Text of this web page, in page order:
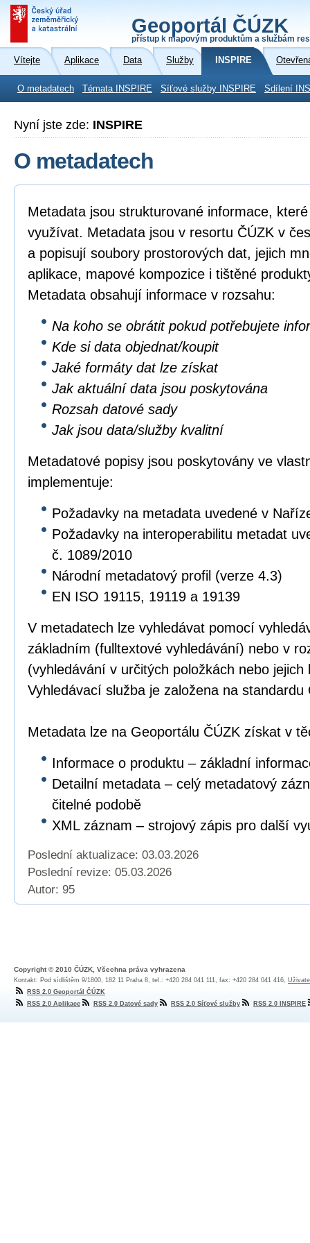
Geoportál ČÚZK
přístup k mapovým produktům a službám
Vítejte Aplikace Data Služby INSPIRE
O metadatech Témata INSPIRE Síťové služby INSPIRE Sdílení
Nyní jste zde: INSPIRE
O metadatech
Metadata jsou strukturované informace,
využívat. Metadata jsou v resortu ČÚZK v
a popisují soubory prostorových dat, jejich
aplikace, mapové kompozice i tištěné
Metadata obsahují informace v rozsahu:
Na koho se obrátit pokud potřebujete
Kde si data objednat/koupit
Jaké formáty dat lze získat
Jak aktuální data jsou poskytována
Rozsah datové sady
Jak jsou data/služby kvalitní
Metadatové popisy jsou poskytovány ve
implementuje:
Požadavky na metadata uvedené v
Požadavky na interoperabilitu metadat
č. 1089/2010
Národní metadatový profil (verze 4.3)
EN ISO 19115, 19119 a 19139
V metadatech lze vyhledávat pomocí
základním (fulltextové vyhledávání) nebo v
(vyhledávání v určitých položkách nebo jejich
Vyhledávací služba je založena na standardu
Metadata lze na Geoportálu ČÚZK získat v
Informace o produktu – základní
Detailní metadata – celý metadatový
čitelné podobě
XML záznam – strojový zápis pro další
Poslední aktualizace: 03.03.2026
Poslední revize: 05.03.2026
Autor: 95
Copyright © 2010 ČÚZK, Všechna práva vyhrazena
Kontakt: Pod sídlištěm 9/1800, 182 11 Praha 8, tel.: +420 284 041 111, fax: +420 284 041 416,
RSS 2.0 Geoportál ČÚZK
RSS 2.0 Aplikace
RSS 2.0 Datové sady RSS 2.0 Síťové služby RSS 2.0 INSPIRE